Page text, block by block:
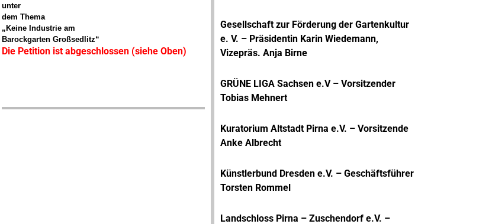
unter
dem Thema
„Keine Industrie am
Barockgarten Großsedlitz“
Die Petition ist abgeschlossen (siehe Oben)
Gesellschaft zur Förderung der Gartenkultur
e. V. – Präsidentin Karin Wiedemann,
Vizepräs. Anja Birne
GRÜNE LIGA Sachsen e.V– Vorsitzender
Tobias Mehnert
Kuratorium Altstadt Pirna e.V. – Vorsitzende
Anke Albrecht
Künstlerbund Dresden e.V. – Geschäftsführer
Torsten Rommel
Landschloss Pirna – Zuschendorf e.V. –